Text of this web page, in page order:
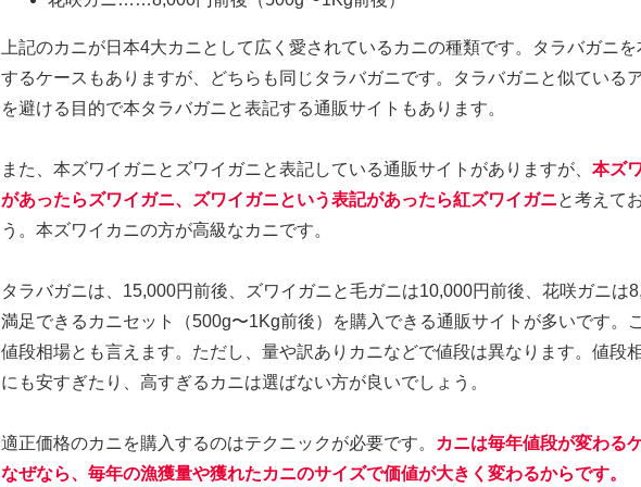
上記のカニが日本4大カニとして広く愛されているカニの種類です。タラバガニ
するケースもありますが、どちらも同じタラバガニです。タラバガニと似ている
を避ける目的で本タラバガニと表記する通販サイトもあります。
また、本ズワイガニとズワイガニと表記している通販サイトがありますが、 本ズ
があったらズワイガニ、ズワイガニという表記があったら紅ズワイガニと考えて
う。本ズワイカニの方が高級なカニです。
タラバガニは、15,000円前後、ズワイガニと毛ガニは10,000円前後、花咲ガニは
満足できるカニセット（500g〜1Kg前後）を購入できる通販サイトが多いです。
値段相場とも言えます。 ただし、量や訳ありカニなどで値段は異なります。値段
にも安すぎたり、高すぎるカニは選ばない方が良いでしょう。
適正価格のカニを購入するのはテクニックが必要です。
カニは毎年値段が変わる
なぜなら、毎年の漁獲量や獲れたカニのサイズで価値が大きく変わるからです。